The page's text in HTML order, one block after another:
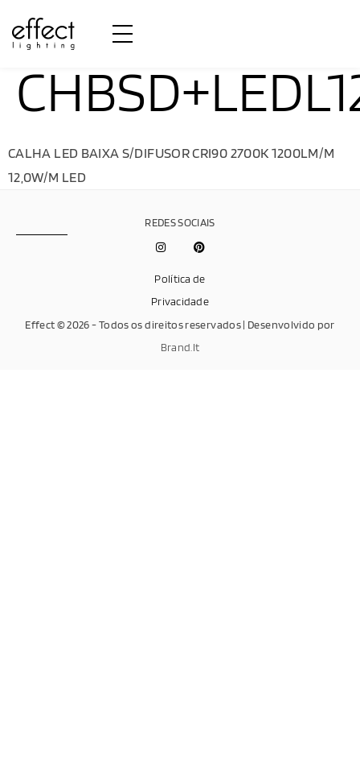
CALHA LED BAIXA S/DIFUSOR CRI90 2700K 1200LM/M
12,0W/M LED
Effect © 2026 - Todos os direitos reservados | Desenvolvido por
Brand.It
Política de
Privacidade
REDES SOCIAIS